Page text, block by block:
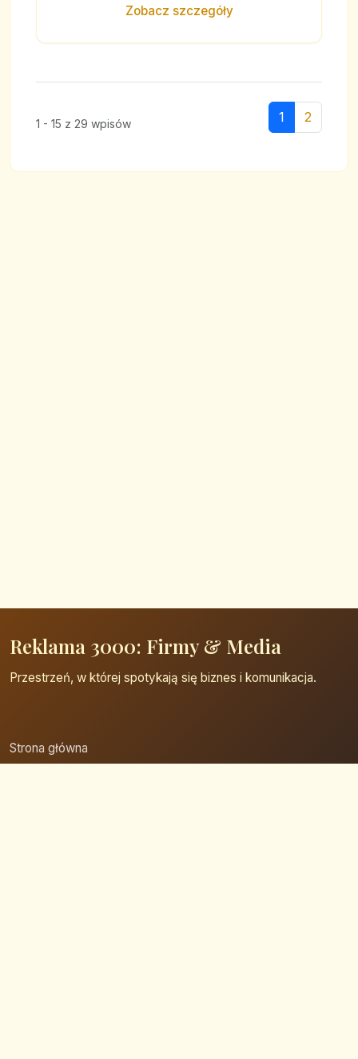
Zobacz szczegóły
1 - 15 z 29 wpisów 1 2
Reklama 3000: Firmy & Media
Przestrzeń, w której spotykają się biznes i komunikacja.
Strona główna